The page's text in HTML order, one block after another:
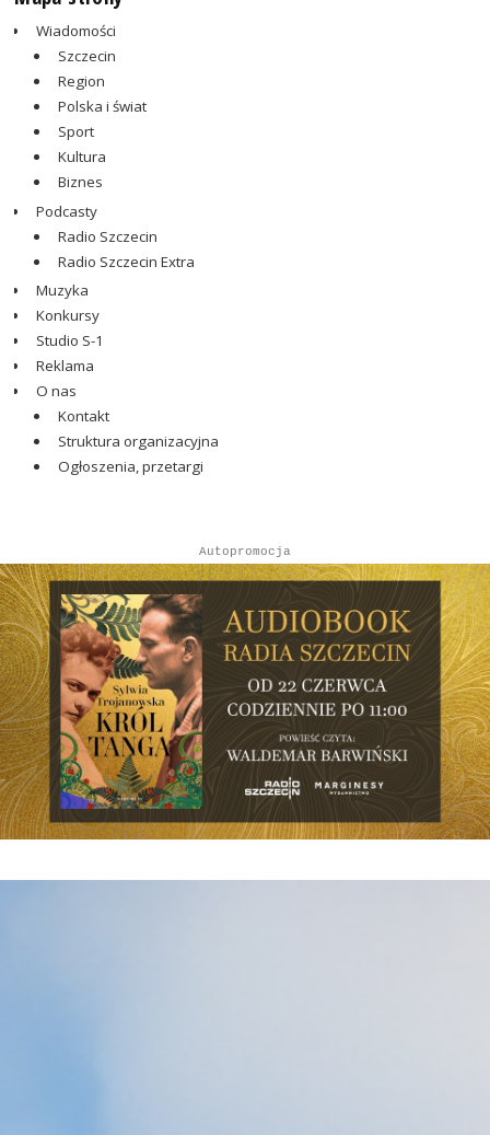
Wiadomości
Szczecin
Region
Polska i świat
Sport
Kultura
Biznes
Podcasty
Radio Szczecin
Radio Szczecin Extra
Muzyka
Konkursy
Studio S-1
Reklama
O nas
Kontakt
Struktura organizacyjna
Ogłoszenia, przetargi
Autopromocja
Autopromocja
Reklama